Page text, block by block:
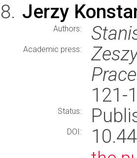
Jerzy
Authors:
Academic press:
121-
Status:
DOI: